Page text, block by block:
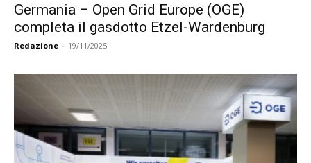
Germania – Open Grid Europe (OGE)
completa il gasdotto Etzel-Wardenburg
Redazione - 19/11/2025